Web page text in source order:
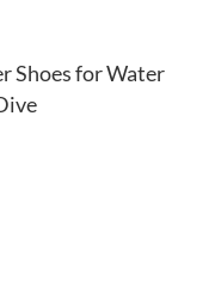
Shoes for Water